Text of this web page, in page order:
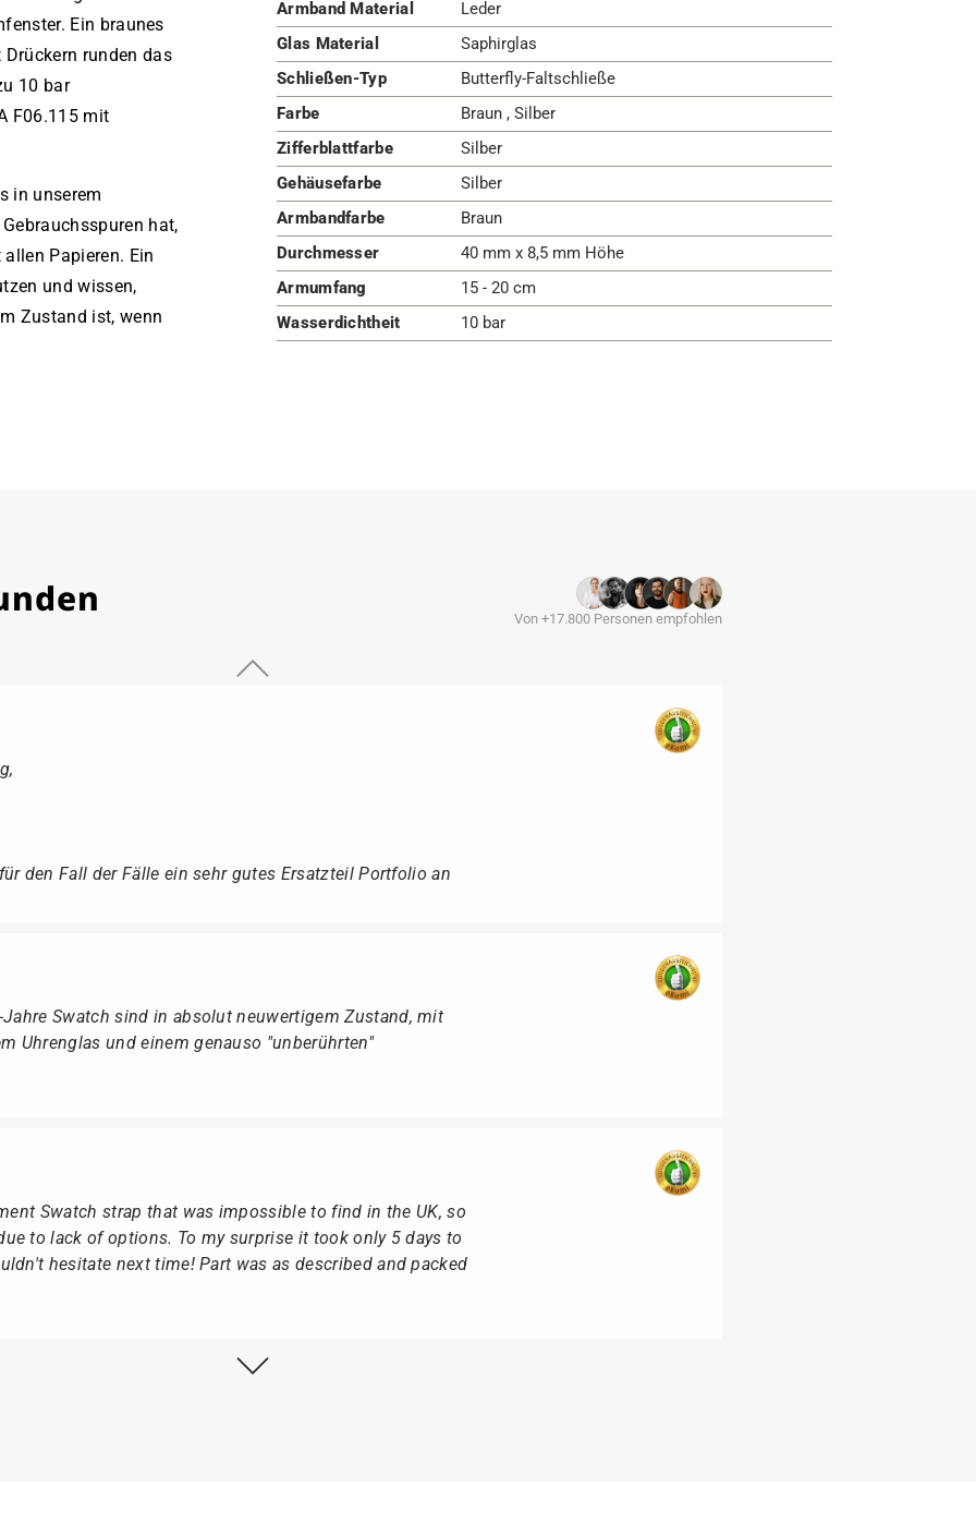
Ein braunes
runden das
10 bar
F06.115 mit
in unserem
hat,
Papieren. Ein
und wissen,
Zustand ist, wenn
Armband Material
Leder
Glas Material
Saphirglas
Schließen-Typ
Butterfly-Faltschließe
Farbe
Braun , Silber
Zifferblattfarbe
Silber
Gehäusefarbe
Silber
Armbandfarbe
Braun
Durchmesser
40 mm x 8,5 mm Höhe
Armumfang
15 - 20 cm
Wasserdichtheit
10 bar
Von +17.800 Personen empfohlen
den Fall der Fälle ein sehr gutes Ersatzteil Portfolio an
Jahre Swatch sind in absolut neuwertigem Zustand, mit
Uhrenglas und einem genauso "unberührten"
Swatch strap that was impossible to find in the UK, so
to lack of options. To my surprise it took only 5 days to
hesitate next time! Part was as described and packed